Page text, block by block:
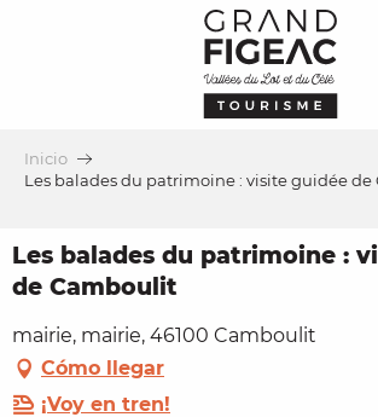
Inicio
Les balades du patrimoine : visite guidée
Les balades du patrimoine :
de Camboulit
mairie, mairie, 46100 Camboulit
Cómo llegar
¡Voy en tren!